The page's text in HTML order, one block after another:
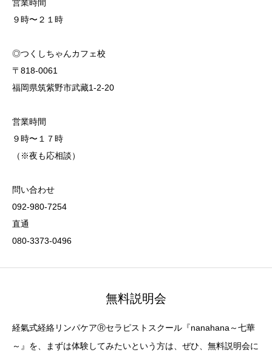
営業時間
９時〜２１時
◎つくしちゃんカフェ校
〒818-0061
福岡県筑紫野市武藏1-2-20
営業時間
９時〜１７時
（※夜も応相談）
問い合わせ
092-980-7254
直通
080-3373-0496
無料説明会
経氣式経絡リンパケアⓇセラピストスクール『nanahana～七華
～』を、まずは体験してみたいという方は、ぜひ、無料説明会に